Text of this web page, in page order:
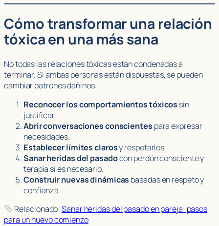
Cómo transformar una relación
tóxica en una más sana
No todas las relaciones tóxicas están condenadas a
terminar. Si ambas personas están dispuestas, se pueden
cambiar patrones dañinos:
Reconocer los comportamientos tóxicos sin
justificar.
Abrir conversaciones conscientes para expresar
necesidades.
Establecer límites clarosy respetarlos.
Sanar heridas del pasadocon perdón consciente y
terapia si es necesario.
Construir nuevas dinámicas basadas en respeto y
confianza.
Relacionado: Sanar heridas del pasado en pareja: pasos
para un nuevo comienzo